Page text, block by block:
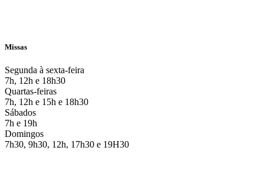
Missas
Segunda à sexta-feira
7h, 12h e 18h30
Quartas-feiras
7h, 12h e 15h e 18h30
Sábados
7h e 19h
Domingos
7h30, 9h30, 12h, 17h30 e 19H30